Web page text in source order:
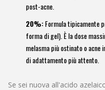
post-acne.
20%:Formula tipicamente
forma di gel). È la dose
melasma più ostinato o acne
di adattamento più attento.
Se sei nuova all'acido